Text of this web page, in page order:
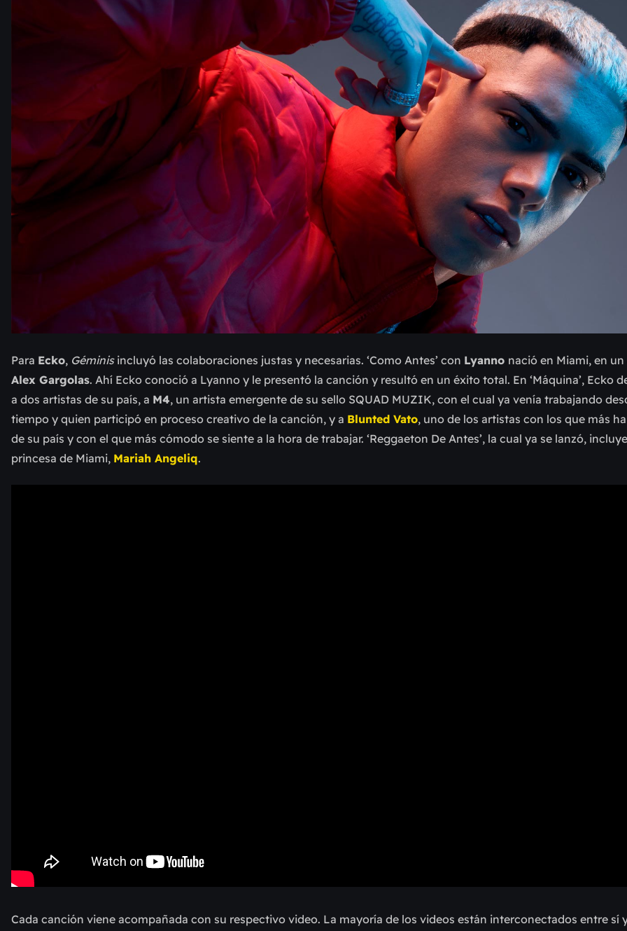
Para Ecko, Géminis incluyó las colaboraciones justas y necesarias. ‘Como Antes’ con Lyanno nació en Miami, en un
Alex Gargolas. Ahí Ecko conoció a Lyanno y le presentó la canción y resultó en un éxito total. En ‘Máquina’, Ecko
a dos artistas de su país, a M4, un artista emergente de su sello SQUAD MUZIK, con el cual ya venía trabajando
tiempo y quien participó en proceso creativo de la canción, y a Blunted Vato, uno de los artistas con los que más
de su país y con el que más cómodo se siente a la hora de trabajar. ‘Reggaeton De Antes’, la cual ya se lanzó,
princesa de Miami, Mariah Angeliq.
Cada canción viene acompañada con su respectivo video. La mayoría de los videos están interconectados entre sí